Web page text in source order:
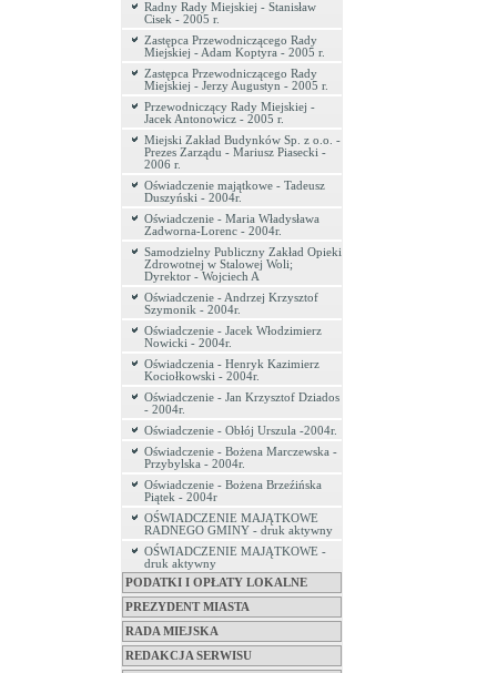
Radny Rady Miejskiej - Stanisław
Cisek - 2005 r.
Zastępca Przewodniczącego Rady
Miejskiej - Adam Koptyra - 2005 r.
Zastępca Przewodniczącego Rady
Miejskiej - Jerzy Augustyn - 2005 r.
Przewodniczący Rady Miejskiej -
Jacek Antonowicz - 2005 r.
Miejski Zakład Budynków Sp. z o.o. -
Prezes Zarządu - Mariusz Piasecki -
2006 r.
Oświadczenie majątkowe - Tadeusz
Duszyński - 2004r.
Oświadczenie - Maria Władysława
Zadworna-Lorenc - 2004r.
Samodzielny Publiczny Zakład Opieki
Zdrowotnej w Stalowej Woli;
Dyrektor - Wojciech A
Oświadczenie - Andrzej Krzysztof
Szymonik - 2004r.
Oświadczenie - Jacek Włodzimierz
Nowicki - 2004r.
Oświadczenia - Henryk Kazimierz
Kociołkowski - 2004r.
Oświadczenie - Jan Krzysztof Dziados
- 2004r.
Oświadczenie - Obłój Urszula -2004r.
Oświadczenie - Bożena Marczewska -
Przybylska - 2004r.
Oświadczenie - Bożena Brzeźińska
Piątek - 2004r
OŚWIADCZENIE MAJĄTKOWE
RADNEGO GMINY - druk aktywny
OŚWIADCZENIE MAJĄTKOWE -
druk aktywny
PODATKI I OPŁATY LOKALNE
PREZYDENT MIASTA
RADA MIEJSKA
REDAKCJA SERWISU